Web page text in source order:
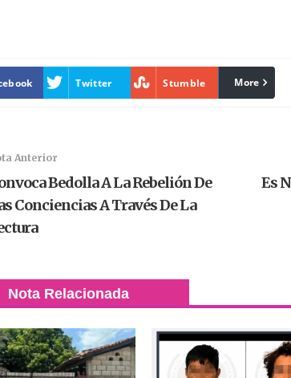
Twitter Stumble linkedin
More
Anterior
Bedolla A La Rebelión De
Conciencias A Través De La
Es
Nota Relacionada